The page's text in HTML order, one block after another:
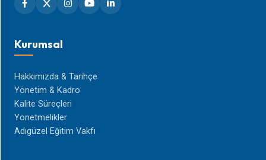
Kurumsal
Hakkımızda & Tarihçe
Yönetim & Kadro
Kalite Süreçleri
Yönetmelikler
Adıgüzel Eğitim Vakfı